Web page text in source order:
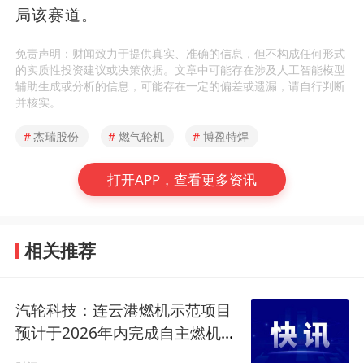
局该赛道。
免责声明：财闻致力于提供真实、准确的信息，但不构成任何形式
的实质性投资建议或决策依据。文章中可能存在涉及人工智能模型
辅助生成或分析的信息，可能存在一定的偏差或遗漏，请自行判断
并核实。
#杰瑞股份 # 燃气轮机 # 博盈特焊
打开APP，查看更多资讯
相关推荐
汽轮科技：连云港燃机示范项目
预计于2026年内完成自主燃机的